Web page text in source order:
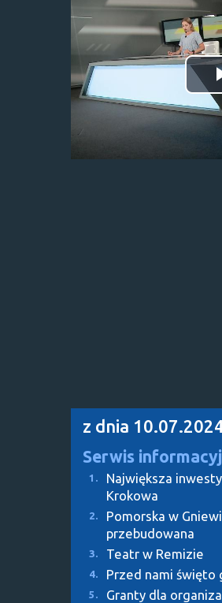
z dnia
Serwis
1.
Największa
Krokowa
2.
Pomorska w
przebudowana
3. Teatr w Remizie
4. Przed nami święto
5.
Granty dla